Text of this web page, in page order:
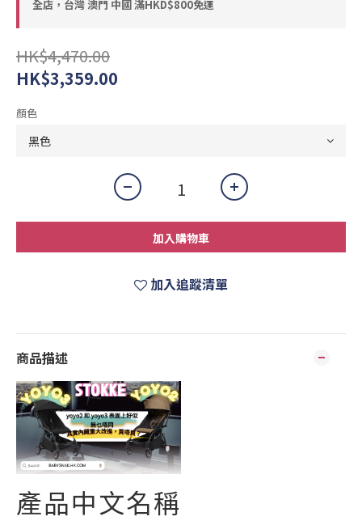
全店，台灣 澳門 中國 滿HKD$800免運
HK$4,470.00
HK$3,359.00
顏色
加入購物車
加入追蹤清單
商品描述
產品中文名稱